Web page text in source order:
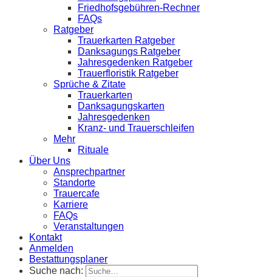
Friedhofsgebühren-Rechner
FAQs
Ratgeber
Trauerkarten Ratgeber
Danksagungs Ratgeber
Jahresgedenken Ratgeber
Trauerfloristik Ratgeber
Sprüche & Zitate
Trauerkarten
Danksagungskarten
Jahresgedenken
Kranz- und Trauerschleifen
Mehr
Rituale
Über Uns
Ansprechpartner
Standorte
Trauercafe
Karriere
FAQs
Veranstaltungen
Kontakt
Anmelden
Bestattungsplaner
Suche nach: